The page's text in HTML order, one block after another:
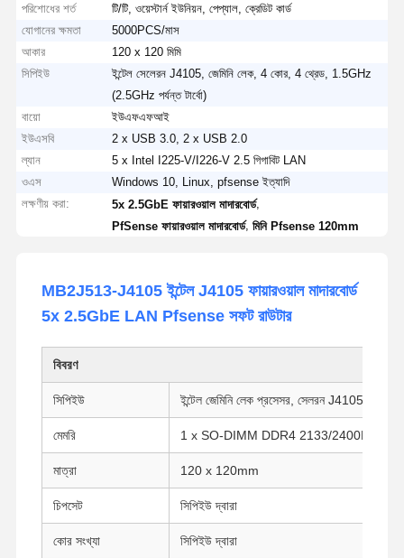
পরিশোধের শর্ত
টি/টি, ওয়েস্টার্ন ইউনিয়ন, পেপ্যাল, ক্রেডিট কার্ড
যোগানের ক্ষমতা
5000PCS/মাস
আকার
120 x 120 মিমি
সিপিইউ
ইন্টেল সেলেরন J4105, জেমিনি লেক, 4 কোর, 4 থ্রেড, 1.5GHz
(2.5GHz পর্যন্ত টার্বো)
বায়ো
ইউএফএফআই
ইউএসবি
2 x USB 3.0, 2 x USB 2.0
ল্যান
5 x Intel I225-V/I226-V 2.5 গিগাবিট LAN
ওএস
Windows 10, Linux, pfsense ইত্যাদি
লক্ষণীয় করা:
5x 2.5GbE ফায়ারওয়াল মাদারবোর্ড,
PfSense ফায়ারওয়াল মাদারবোর্ড,মিনি Pfsense 120mm
MB2J513-J4105 ইন্টেল J4105 ফায়ারওয়াল মাদারবোর্ড
5x 2.5GbE LAN Pfsense সফট রাউটার
বিবরণ
সিপিইউ ইন্টেল জেমিনি লেক প্রসেসর, সেলরন J4105/
মেমরি 1 x SO-DIMM DDR4 2133/2400MHz
মাত্রা 120 x 120mm
চিপসেট সিপিইউ দ্বারা
কোর সংখ্যা সিপিইউ দ্বারা